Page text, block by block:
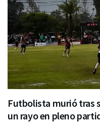
Futbolista murió tras
un rayo en pleno